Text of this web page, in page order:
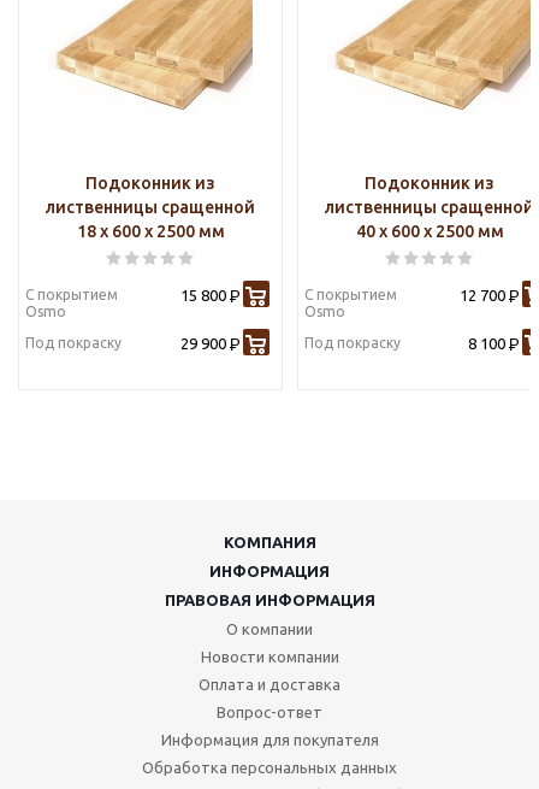
Подоконник из
лиственницы сращенной
18 х 600 х 2500 мм
С покрытием
Osmo
15 800 Р
Под покраску 29 900 Р
Подоконник из
лиственницы сращенной
40 х 600 х 2500 мм
С покрытием
Osmo
12 700 Р
Под покраску 8 100 Р
КОМПАНИЯ
ИНФОРМАЦИЯ
ПРАВОВАЯ ИНФОРМАЦИЯ
О компании
Новости компании
Оплата и доставка
Вопрос-ответ
Информация для покупателя
Обработка персональных данных